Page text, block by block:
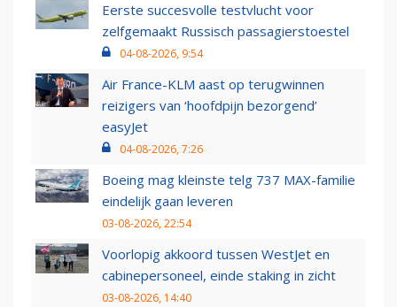
Eerste succesvolle testvlucht voor
zelfgemaakt Russisch passagierstoestel
04-08-2026, 9:54
Air France-KLM aast op terugwinnen
reizigers van ‘hoofdpijn bezorgend’
easyJet
04-08-2026, 7:26
Boeing mag kleinste telg 737 MAX-familie
eindelijk gaan leveren
03-08-2026, 22:54
Voorlopig akkoord tussen WestJet en
cabinepersoneel, einde staking in zicht
03-08-2026, 14:40